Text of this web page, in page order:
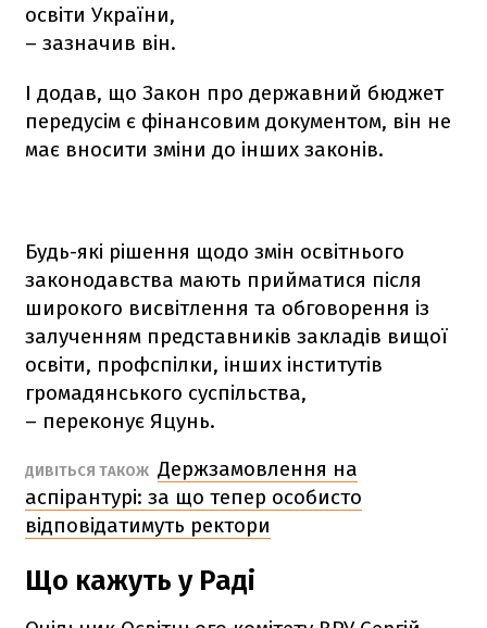
освіти України,
– зазначив він.
І додав, що Закон про державний бюджет
передусім є фінансовим документом, він не
має вносити зміни до інших законів.
Будь-які рішення щодо змін освітнього
законодавства мають прийматися після
широкого висвітлення та обговорення із
залученням представників закладів вищої
освіти, профспілки, інших інститутів
громадянського суспільства,
– переконує Яцунь.
ДИВІТЬСЯ ТАКОЖ Держзамовлення на
аспірантурі: за що тепер особисто
відповідатимуть ректори
Що кажуть у Раді